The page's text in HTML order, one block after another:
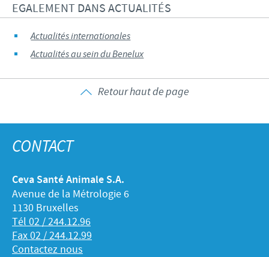
EGALEMENT DANS ACTUALITÉS
Actualités internationales
Actualités au sein du Benelux
Retour haut de page
CONTACT
Ceva Santé Animale S.A.
Avenue de la Métrologie 6
1130 Bruxelles
Tél 02 / 244.12.96
Fax 02 / 244.12.99
Contactez nous